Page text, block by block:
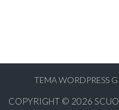
TEMA WORDPRESS
COPYRIGHT © 2026